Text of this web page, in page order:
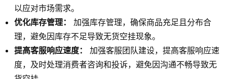
以应对市场需求。
优化库存管理：
加强库存管理，确保商品充足且分布合
理，避免因库存不足导致无货空挂现象。
提高客服响应速度：
加强客服团队建设，提高客服响应速
度，及时处理消费者咨询和投诉，避免因沟通不畅导致无